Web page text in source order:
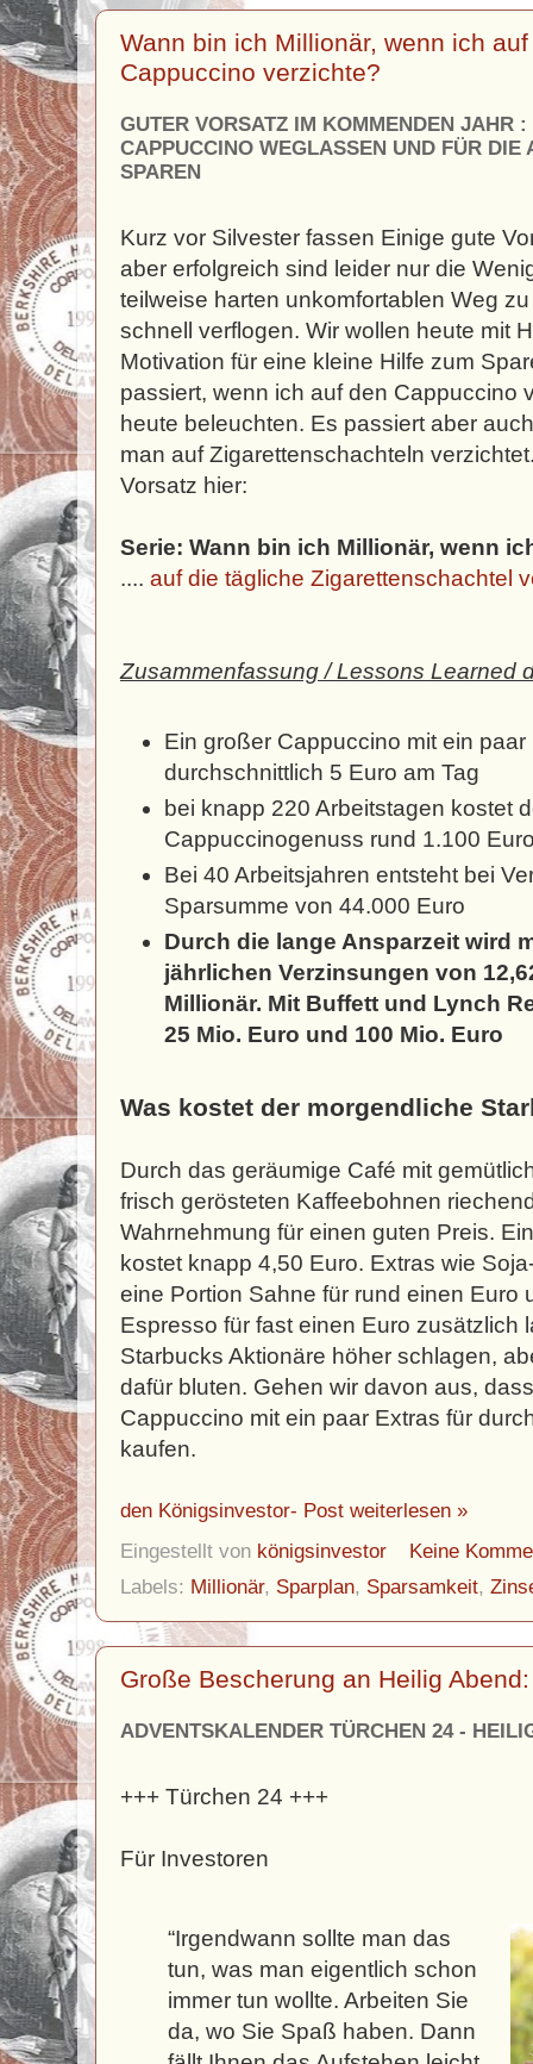
Wann bin ich Millionär, wenn ich
Cappuccino verzichte?
GUTER VORSATZ IM KOMMENDEN JAHR
CAPPUCCINO WEGLASSEN UND FÜR DIE
SPAREN
Kurz vor Silvester fassen Einige gute
aber erfolgreich sind leider nur die
teilweise harten unkomfortablen Weg
schnell verflogen. Wir wollen heute mit
Motivation für eine kleine Hilfe zum
passiert, wenn ich auf den Cappuccino
heute beleuchten. Es passiert aber
man auf Zigarettenschachteln
Vorsatz hier:
Serie: Wann bin ich Millionär, wenn
.... auf die tägliche Zigarettenschachtel
Zusammenfassung / Lessons Learned
Ein großer Cappuccino mit ein
durchschnittlich 5 Euro am Tag
bei knapp 220 Arbeitstagen kostet
Cappuccinogenuss rund 1.100
Bei 40 Arbeitsjahren entsteht bei
Sparsumme von 44.000 Euro
Durch die lange Ansparzeit wird
jährlichen Verzinsungen von
Millionär. Mit Buffett und Lynch
25 Mio. Euro und 100 Mio. Euro
Was kostet der morgendliche
Durch das geräumige Café mit
frisch gerösteten Kaffeebohnen
Wahrnehmung für einen guten Preis.
kostet knapp 4,50 Euro. Extras wie
eine Portion Sahne für rund einen Euro
Espresso für fast einen Euro zusätzlich
Starbucks Aktionäre höher schlagen,
dafür bluten. Gehen wir davon aus,
Cappuccino mit ein paar Extras für
kaufen.
den Königsinvestor- Post weiterlesen »
Eingestellt von königsinvestor
Keine
Labels: Millionär, Sparplan, Sparsamkeit,
Große Bescherung an Heilig
ADVENTSKALENDER TÜRCHEN 24 -
+++ Türchen 24 +++
Für Investoren
“Irgendwann sollte man das
tun, was man eigentlich schon
immer tun wollte. Arbeiten Sie
da, wo Sie Spaß haben. Dann